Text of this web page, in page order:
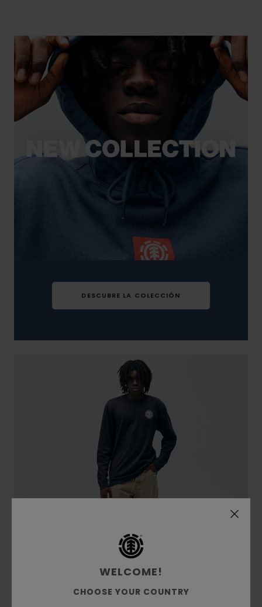
DESCUBRE LA COLECCIÓN
WELCOME!
CHOOSE YOUR COUNTRY